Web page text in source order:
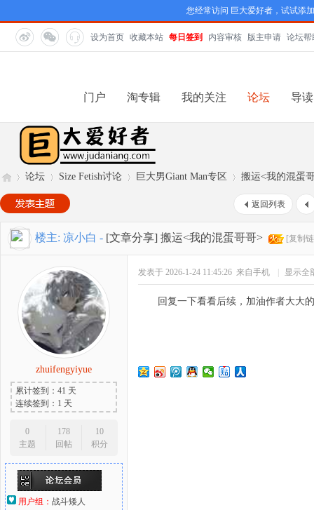
您经常访问 巨大爱好者，试试添
设为首页 收藏本站 每日签到 内容审核 版主申请 论坛帮
门户 淘专辑 我的关注 论坛 导读
巨 »
论坛
›
Size Fetish讨论
›
巨大男Giant Man专区
›
搬运<我的混蛋
返回列表
楼主: 凉小白 - [文章分享] 搬运<我的混蛋哥哥> [复制
zhuifengyiyue
累计签到：41 天
连续签到：1 天
0
主题
178
回帖
10
积分
用户组： 战斗矮人
发表于 2026-1-24 11:45:26 来自手机 显示全
回复一下看看后续，加油作者大大